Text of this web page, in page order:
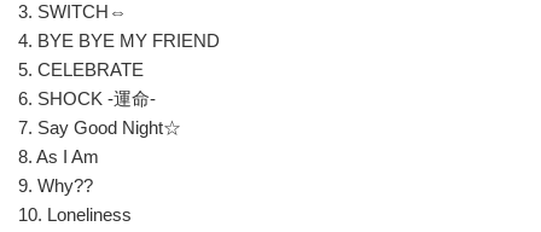
3. SWITCH⇔
4. BYE BYE MY FRIEND
5. CELEBRATE
6. SHOCK -運命-
7. Say Good Night☆
8. As I Am
9. Why??
10. Loneliness